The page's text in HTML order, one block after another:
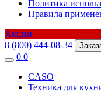
Политика
Правила
Акции
8 (800) 444-08-34
0 0
CASO
Техника для